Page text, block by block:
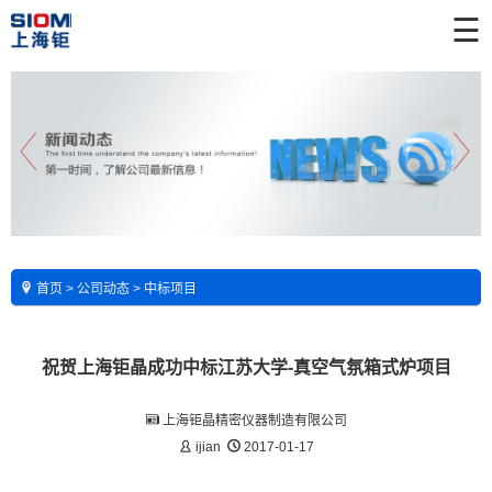
☰
首页 > 公司动态 > 中标项目
祝贺上海钜晶成功中标江苏大学-真空气氛箱式炉项目
上海钜晶精密仪器制造有限公司
ijian
2017-01-17